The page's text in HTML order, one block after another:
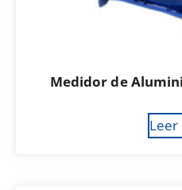
Medidor de
Leer